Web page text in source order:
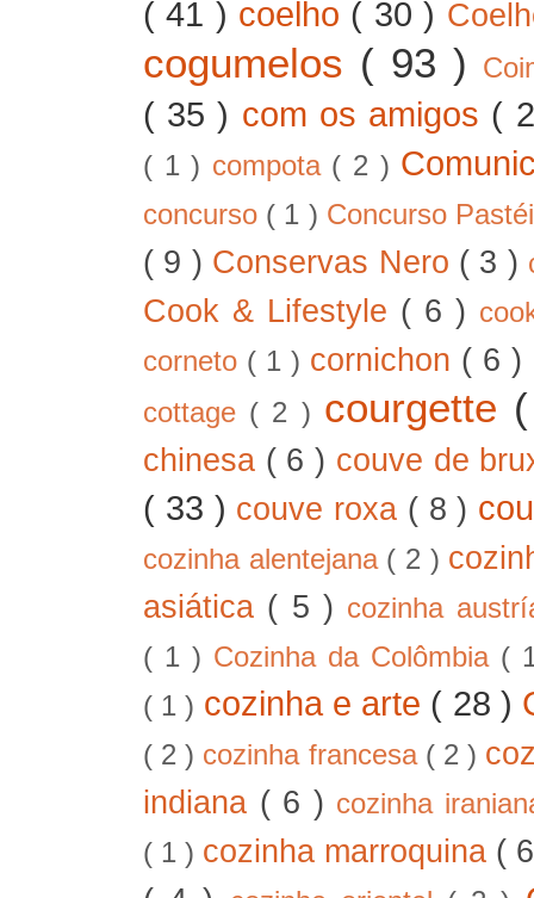
( 41 ) coelho ( 30 )
cogumelos ( 93 )
( 35 ) com os amigos (
( 1 ) compota ( 2 )
concurso ( 1 ) Concurso
( 9 ) Conservas Nero ( 3 )
Cook & Lifestyle ( 6 )
corneto ( 1 ) cornichon ( 6 )
cottage ( 2 ) courgette
chinesa ( 6 ) couve de
( 33 ) couve roxa ( 8 )
cozinha alentejana ( 2 )
asiática ( 5 ) cozinha
( 1 ) Cozinha da Colômbia (
( 1 ) cozinha e arte ( 28 )
( 2 ) cozinha francesa ( 2 )
indiana ( 6 ) cozinha
( 1 ) cozinha marroquina (